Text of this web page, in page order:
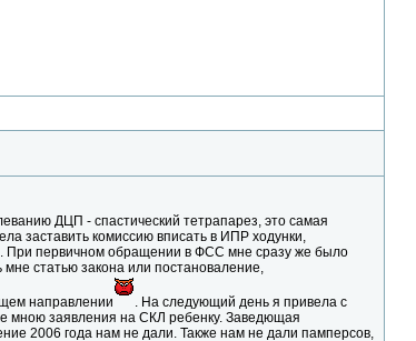
ДЦП - спастический тетрапарез, это самая
заставить комиссию вписать в ИПР ходунки,
При первичном обращении в ФСС мне сразу же было
статью закона или постановаление,
направлении
. На следующий день я привела с
мною заявления на СКЛ ребенку. Заведющая
2006 года нам не дали. Также нам не дали памперсов,